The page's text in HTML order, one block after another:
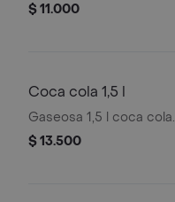
$ 11.000
Coca cola 1,5 l
Gaseosa 1,5 l coca cola.
$ 13.500